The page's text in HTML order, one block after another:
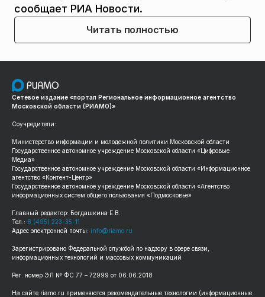
сообщает РИА Новости.
Читать полностью
Сетевое издание «портал Региональное информационное агентство
Московской области (РИАМО)»
Соучредители:
Министерство информации и молодежной политики Московской области
Государственное автономное учреждение Московской области «Цифровые
Медиа»
Государственное автономное учреждение Московской области «Информационное
агентство «Контент-Центр»
Государственное автономное учреждение Московской области «Агентство
информационных систем общего пользования «Подмосковье»
Главный редактор: Богдашкина Е.В.
Тел.: 8 (495) 223-35-11
Адрес электронной почты: info@riamo.ru
Зарегистрировано Федеральной службой по надзору в сфере связи,
информационных технологий и массовых коммуникаций
Рег. номер ЭЛ № ФС 77 – 72999 от 06.06.2018
На сайте riamo.ru применяются рекомендательные технологии (информационные